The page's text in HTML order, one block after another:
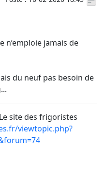
n’emploie jamais de
du neuf pas besoin de
site des frigoristes
viewtopic.php?